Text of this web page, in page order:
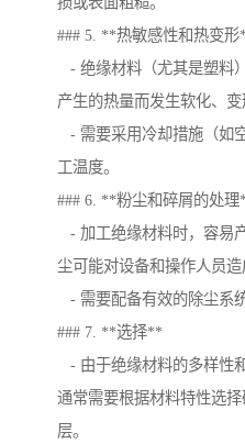
### 5. **热敏感性和热变形
- 绝缘材料（尤其是塑料
产生的热量而发生软化、变
- 需要采用冷却措施（如
工温度。
### 6. **粉尘和碎屑的处理
- 加工绝缘材料时，容易
尘可能对设备和操作人员造
- 需要配备有效的除尘系
### 7. **选择**
- 由于绝缘材料的多样性
通常需要根据材料特性选
层。